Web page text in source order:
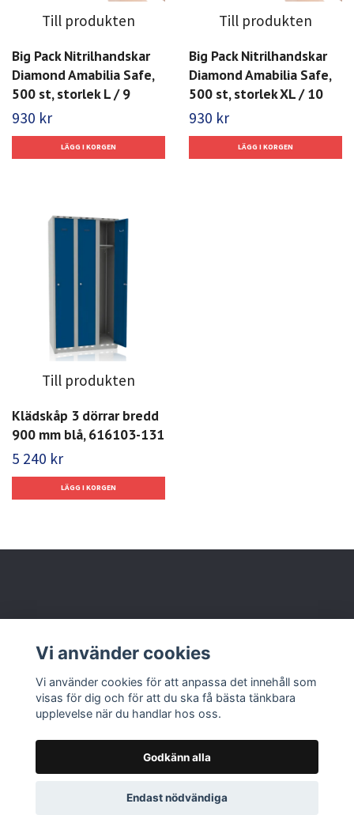
Till produkten
Big Pack Nitrilhandskar
Diamond Amabilia Safe,
500 st, storlek L / 9
930 kr
Till produkten
Big Pack Nitrilhandskar
Diamond Amabilia Safe,
500 st, storlek XL / 10
930 kr
Till produkten
Klädskåp 3 dörrar bredd
900 mm blå, 616103-131
5 240 kr
Läs mer
© 2026 Nolbox AB
Vi använder cookies
Vi använder cookies för att anpassa det innehåll som
visas för dig och för att du ska få bästa tänkbara
upplevelse när du handlar hos oss.
Godkänn alla
Endast nödvändiga